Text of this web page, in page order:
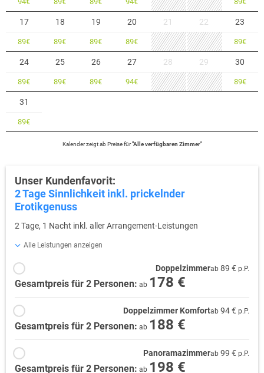
17
89€
18
89€
19
89€
20
89€
21 22 23
89€
24
89€
25
89€
26
89€
27
94€
28 29 30
89€
31
89€
Kalender zeigtab Preise für"Alle verfügbaren Zimmer"
Unser Kundenfavorit:
2 Tage Sinnlichkeit inkl. prickelnder
Erotikgenuss
2 Tage, 1 Nacht inkl. aller Arrangement-Leistungen
Alle Leistungen anzeigen
Doppelzimmerab 89 € p.P.
Gesamtpreis für 2 Personen: ab 178 €
Doppelzimmer Komfortab 94 € p.P.
Gesamtpreis für 2 Personen: ab 188 €
Panoramazimmerab 99 € p.P.
Gesamtpreis für 2 Personen: ab 198 €